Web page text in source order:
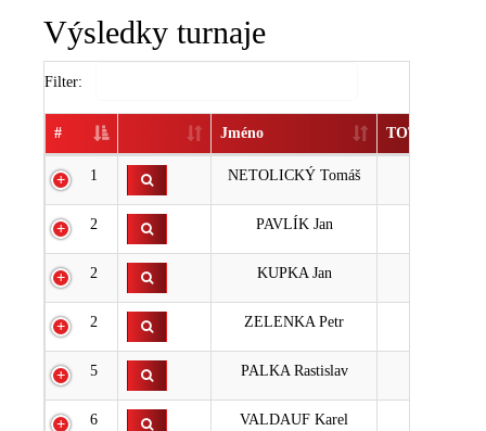
Výsledky turnaje
Filter:
# Jméno TOTAL
1 NETOLICKÝ Tomáš
2 PAVLÍK Jan
2 KUPKA Jan
2 ZELENKA Petr
5 PALKA Rastislav
6 VALDAUF Karel